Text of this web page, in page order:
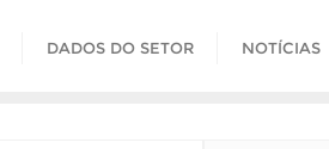
DADOS DO SETOR NOTÍCIAS